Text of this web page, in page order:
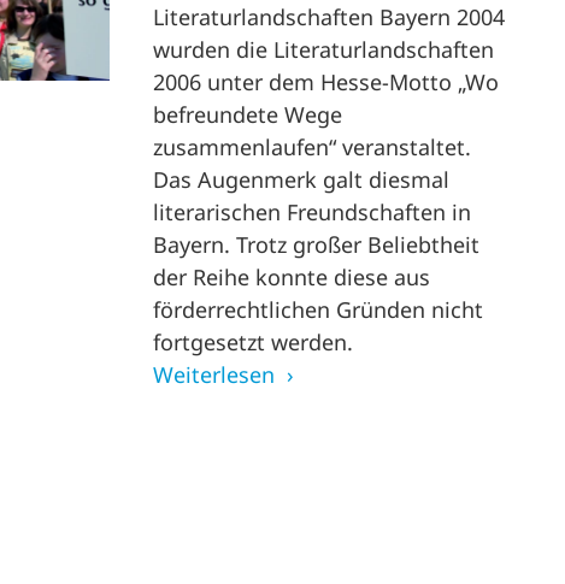
Literaturlandschaften Bayern 2004
wurden die Literaturlandschaften
2006 unter dem Hesse-Motto „Wo
befreundete Wege
zusammenlaufen“ veranstaltet.
Das Augenmerk galt diesmal
literarischen Freundschaften in
Bayern. Trotz großer Beliebtheit
der Reihe konnte diese aus
förderrechtlichen Gründen nicht
fortgesetzt werden.
Weiterlesen